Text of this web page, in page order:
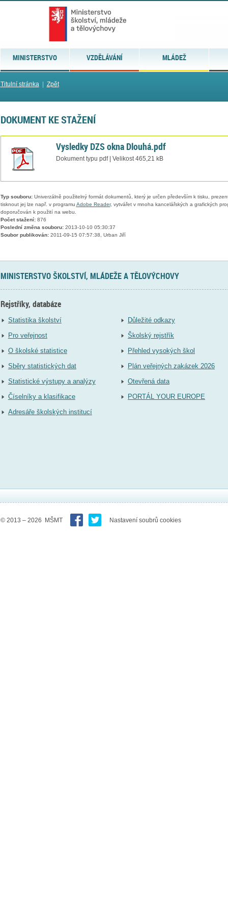
MINISTERSTVO VZDĚLÁVÁNÍ MLÁDEŽ
Titulní stránka| Zpět
DOKUMENT KE STAŽENÍ
Vysledky DZS okna Dlouhá.pdf
Dokument typu pdf | Velikost 465,21 kB
Typ souboru:Univerzálně použitelný formát dokumentů, který je určen především k tisku,
tisknout jej lze např. v programu Adobe Reader, vytvářet v mnoha kancelářských a grafických
doporučován k použití na webu.
Počet stažení:876
Poslední změna souboru:2013-10-10 05:30:37
Soubor publikován:2011-09-15 07:57:38, Urban Jiří
MINISTERSTVO ŠKOLSTVÍ, MLÁDEŽE A TĚLOVÝCHOVY
Rejstříky, databáze
Statistika školství
Pro veřejnost
O školské statistice
Sběry statistických dat
Statistické výstupy a analýzy
Číselníky a klasifikace
Adresáře školských institucí
Důležité odkazy
Školský rejstřík
Přehled vysokých škol
Plán veřejných zakázek 2026
Otevřená data
PORTÁL YOUR EUROPE
© 2013 – 2026 MŠMT Nastavení soubrů cookies